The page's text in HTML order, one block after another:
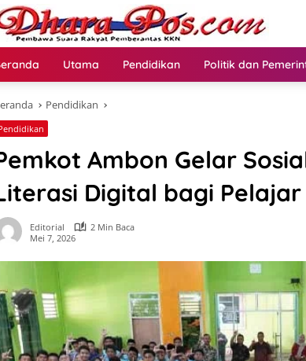
Utama Pendidikan Politik dan
Pendidikan
Ambon Gelar
Digital bagi Pelajar
Editorial
2 Min Baca
Mei 7, 2026